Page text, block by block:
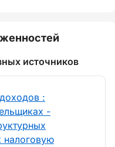
источников
:
-
налоговую